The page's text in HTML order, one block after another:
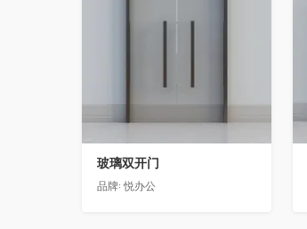
玻璃双开门
品牌:悦办公